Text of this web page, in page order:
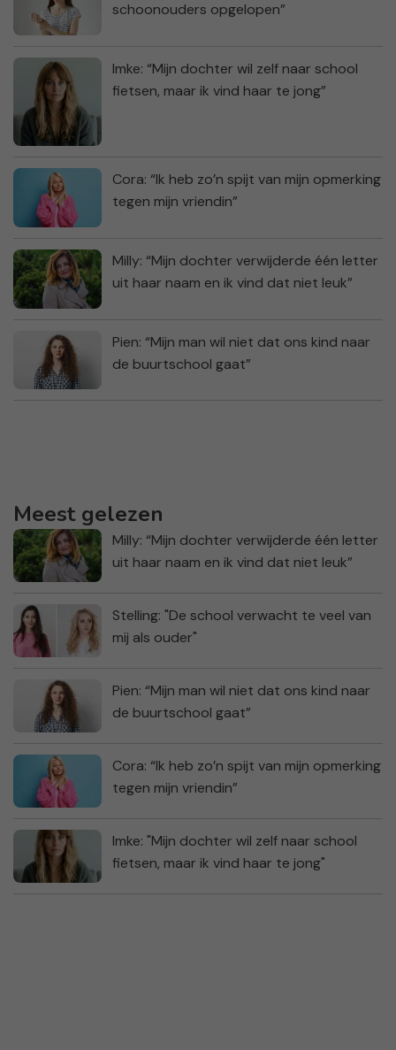
schoonouders opgelopen”
Imke: “Mijn dochter wil zelf naar school
fietsen, maar ik vind haar te jong”
Cora: “Ik heb zo’n spijt van mijn opmerking
tegen mijn vriendin”
Milly: “Mijn dochter verwijderde één letter
uit haar naam en ik vind dat niet leuk”
Pien: “Mijn man wil niet dat ons kind naar
de buurtschool gaat”
Meest gelezen
Milly: “Mijn dochter verwijderde één letter
uit haar naam en ik vind dat niet leuk”
Stelling: "De school verwacht te veel van
mij als ouder"
Pien: “Mijn man wil niet dat ons kind naar
de buurtschool gaat”
Cora: “Ik heb zo’n spijt van mijn opmerking
tegen mijn vriendin”
Imke: "Mijn dochter wil zelf naar school
fietsen, maar ik vind haar te jong"